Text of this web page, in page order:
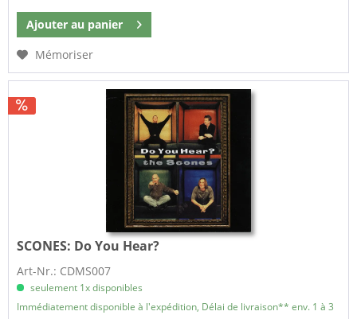
Ajouter au panier
Mémoriser
SCONES: Do You Hear?
Art-Nr.: CDMS007
seulement 1x disponibles
Immédiatement disponible à l'expédition, Délai de livraison** env. 1 à 3